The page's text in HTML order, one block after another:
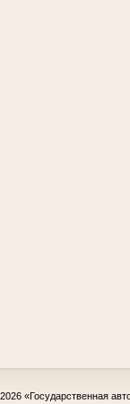
«Государственная